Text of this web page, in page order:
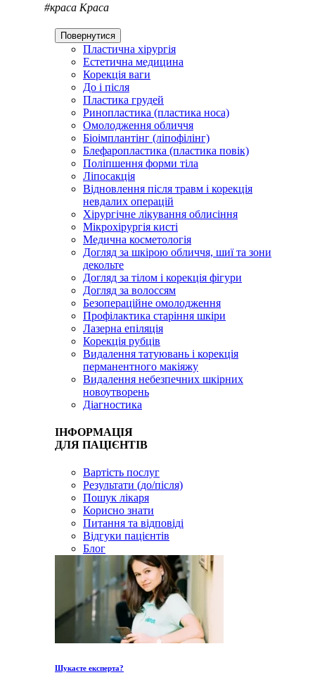
#краса Краса
Повернутися
Пластична хірургія
Естетична медицина
Корекція ваги
До і після
Пластика грудей
Ринопластика (пластика носа)
Омолодження обличчя
Біоімплантінг (ліпофілінг)
Блефаропластика (пластика повік)
Поліпшення форми тіла
Ліпосакція
Відновлення після травм і корекція
невдалих операцій
Хірургічне лікування облисіння
Мікрохірургія кисті
Медична косметологія
Догляд за шкірою обличчя, шиї та зони
декольте
Догляд за тілом і корекція фігури
Догляд за волоссям
Безопераційне омолодження
Профілактика старіння шкіри
Лазерна епіляція
Корекція рубців
Видалення татуювань і корекція
перманентного макіяжу
Видалення небезпечних шкірних
новоутворень
Діагностика
ІНФОРМАЦІЯ
ДЛЯ ПАЦІЄНТІВ
Вартість послуг
Результати (до/після)
Пошук лікаря
Корисно знати
Питання та відповіді
Відгуки пацієнтів
Блог
Шукаєте експерта?